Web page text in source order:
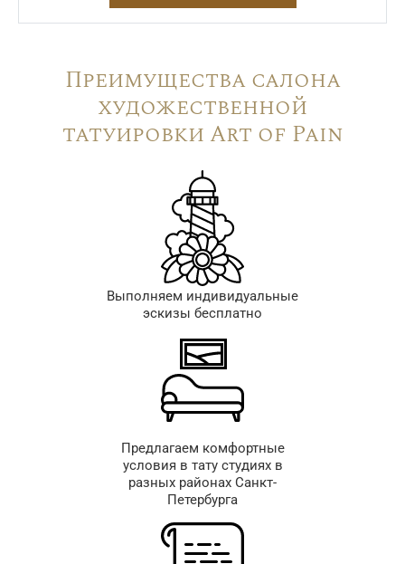
Преимущества салона
художественной
татуировки Art of Pain
Выполняем индивидуальные
эскизы бесплатно
Предлагаем комфортные
условия в тату студиях в
разных районах Санкт-
Петербурга